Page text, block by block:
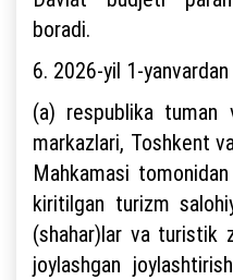
boradi.
6. 2026-yil 1-
(a) respublika tuman
markazlari, Toshkent
Mahkamasi
kiritilgan turizm
(shahar)lar va turistik
joylashgan